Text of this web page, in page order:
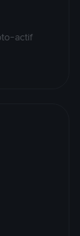
actif